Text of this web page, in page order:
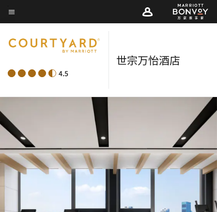
Skip
to
content
菜单文本
4.5
世宗万怡酒店